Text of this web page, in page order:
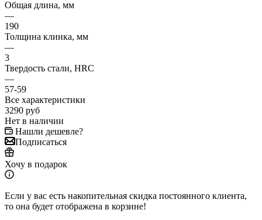
Общая длина, мм
—
190
Толщина клинка, мм
—
3
Твердость стали, HRC
—
57-59
Все характеристики
3290 руб
Нет в наличии
Нашли дешевле?
Подписаться
Хочу в подарок
Если у вас есть накопительная скидка постоянного клиента,
то она будет отображена в корзине!